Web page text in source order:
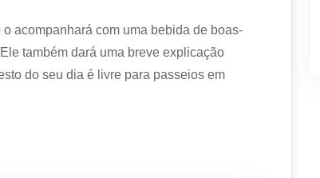
acompanhará com uma bebida de boas-
também dará uma breve explicação
do seu dia é livre para passeios em